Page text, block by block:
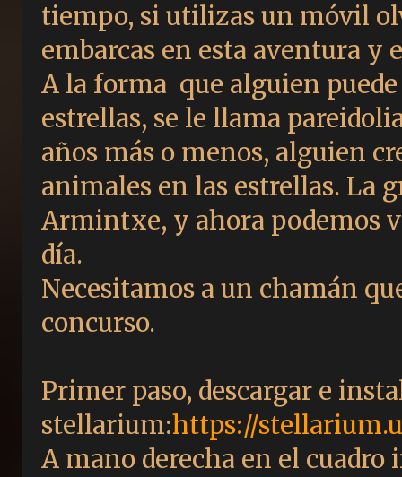
tiempo, si utilizas un móvil
embarcas en esta aventura y
A la forma que alguien
estrellas, se le llama
años más o menos, alguien
animales en las estrellas. La
Armintxe, y ahora podemos
día.
Necesitamos a un chamán
concurso.
Primer paso, descargar e
stellarium:https://
A mano derecha en el cuadro